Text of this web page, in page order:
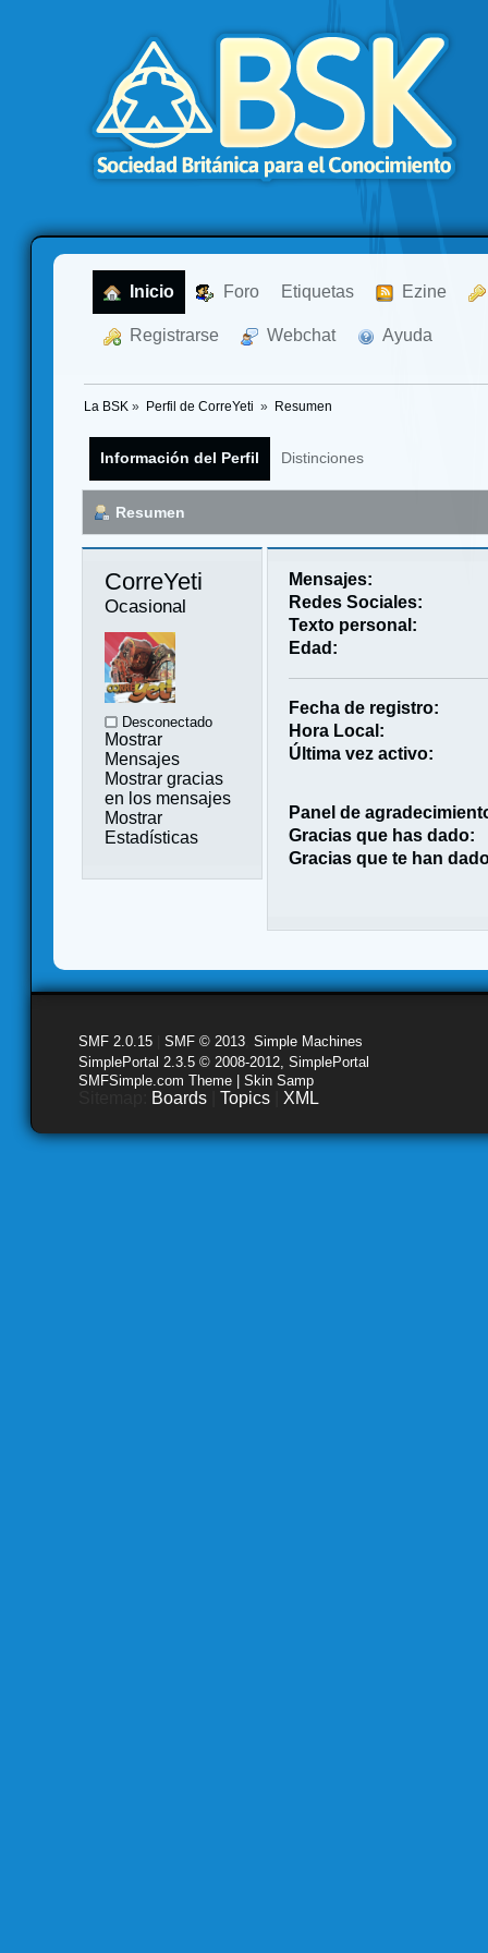
Inicio Foro Etiquetas Ezine
Registrarse Webchat Ayuda
La BSK » Perfil de CorreYeti » Resumen
Información del Perfil Distinciones
Resumen
CorreYeti
Ocasional
Desconectado
Mostrar
Mensajes
Mostrar gracias
en los mensajes
Mostrar
Estadísticas
Mensajes:
Redes Sociales:
Texto personal:
Edad:
Fecha de registro:
Hora Local:
Última vez activo:
Panel de
Gracias que has dado:
Gracias que te han
SMF 2.0.15 SMF © 2013 Simple Machines
SimplePortal 2.3.5 © 2008-2012, SimplePortal
SMFSimple.com Theme | Skin Samp
Boards Topics XML